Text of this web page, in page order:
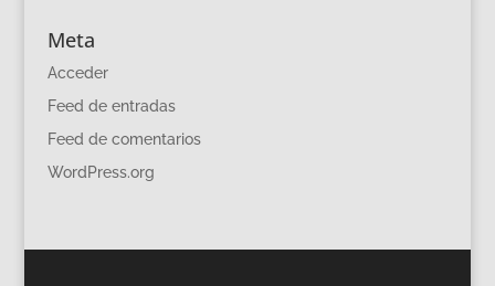
Meta
Acceder
Feed de entradas
Feed de comentarios
WordPress.org